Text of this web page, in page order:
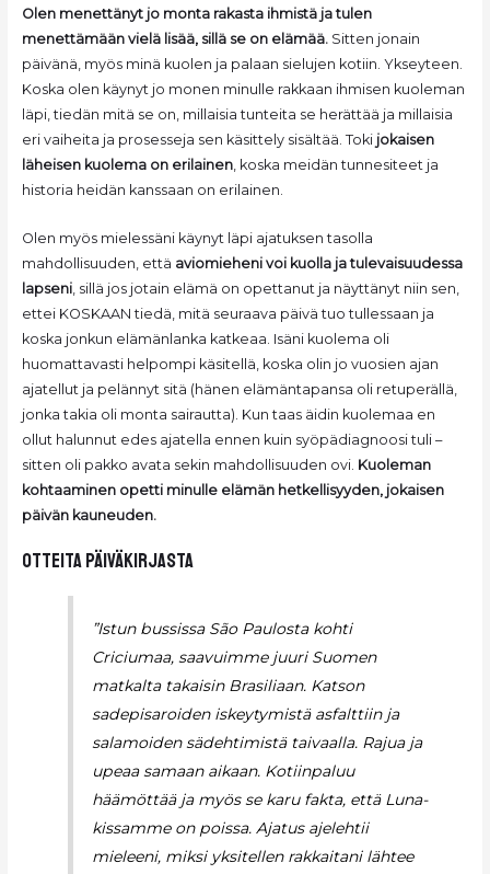
Olen menettänyt jo monta rakasta ihmistä ja tulen
menettämään vielä lisää, sillä se on elämää.Sitten jonain
päivänä, myös minä kuolen ja palaan sielujen kotiin. Ykseyteen.
Koska olen käynyt jo monen minulle rakkaan ihmisen kuoleman
läpi, tiedän mitä se on, millaisia tunteita se herättää ja millaisia
eri vaiheita ja prosesseja sen käsittely sisältää. Tokijokaisen
läheisen kuolema on erilainen, koska meidän tunnesiteet ja
historia heidän kanssaan on erilainen.
Olen myös mielessäni käynyt läpi ajatuksen tasolla
mahdollisuuden, että aviomieheni voi kuolla ja tulevaisuudessa
lapseni, sillä jos jotain elämä on opettanut ja näyttänyt niin sen,
ettei KOSKAAN tiedä, mitä seuraava päivä tuo tullessaan ja
koska jonkun elämänlanka katkeaa. Isäni kuolema oli
huomattavasti helpompi käsitellä, koska olin jo vuosien ajan
ajatellut ja pelännyt sitä (hänen elämäntapansa oli retuperällä,
jonka takia oli monta sairautta). Kun taas äidin kuolemaa en
ollut halunnut edes ajatella ennen kuin syöpädiagnoosi tuli –
sitten oli pakko avata sekin mahdollisuuden ovi. Kuoleman
kohtaaminen opetti minulle elämän hetkellisyyden, jokaisen
päivän kauneuden.
otteita päiväkirjasta
”Istun bussissa São Paulosta kohti
Criciumaa, saavuimme juuri Suomen
matkalta takaisin Brasiliaan. Katson
sadepisaroiden iskeytymistä asfalttiin ja
salamoiden sädehtimistä taivaalla. Rajua ja
upeaa samaan aikaan. Kotiinpaluu
häämöttää ja myös se karu fakta, että Luna-
kissamme on poissa. Ajatus ajelehtii
mieleeni, miksi yksitellen rakkaitani lähtee